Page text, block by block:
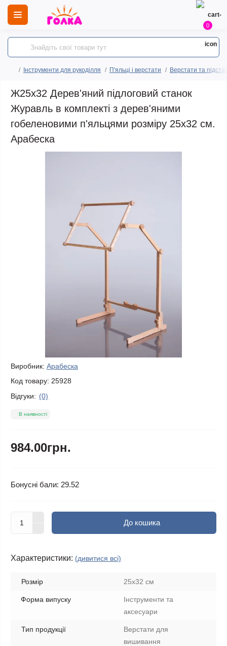
0
Інструменти для рукоділля П'яльці і верстати Верстати та
Ж25х32 Дерев'яний підлоговий станок
Журавль в комплекті з дерев'яними
гобеленовими п'яльцями розміру 25х32 см.
Арабеска
Виробник: Арабеска
Код товару: 25928
Відгуки: (0)
В наявності
984.00грн.
Бонусні бали: 29.52
До кошика
Характеристики: (дивитися всі)
Розмір 25х32 см
Форма випуску
Інструменти та
аксесуари
Тип продукції
Верстати для
вишивання